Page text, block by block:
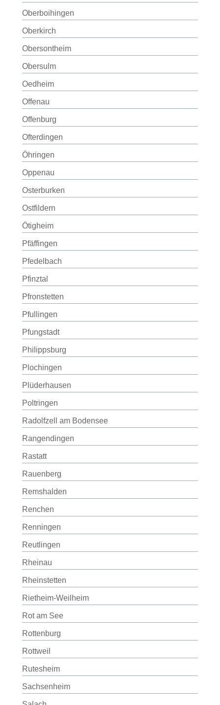
Oberboihingen
Oberkirch
Obersontheim
Obersulm
Oedheim
Offenau
Offenburg
Ofterdingen
Öhringen
Oppenau
Osterburken
Ostfildern
Ötigheim
Pfäffingen
Pfedelbach
Pfinztal
Pfronstetten
Pfullingen
Pfungstadt
Philippsburg
Plochingen
Plüderhausen
Poltringen
Radolfzell am Bodensee
Rangendingen
Rastatt
Rauenberg
Remshalden
Renchen
Renningen
Reutlingen
Rheinau
Rheinstetten
Rietheim-Weilheim
Rot am See
Rottenburg
Rottweil
Rutesheim
Sachsenheim